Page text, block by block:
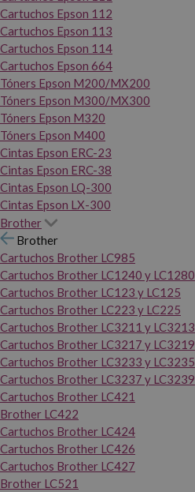
Cartuchos Epson 112
Cartuchos Epson 113
Cartuchos Epson 114
Cartuchos Epson 664
Tóners Epson M200/MX200
Tóners Epson M300/MX300
Tóners Epson M320
Tóners Epson M400
Cintas Epson ERC-23
Cintas Epson ERC-38
Cintas Epson LQ-300
Cintas Epson LX-300
Brother
Brother
Cartuchos Brother LC985
Cartuchos Brother LC1240 y LC1280
Cartuchos Brother LC123 y LC125
Cartuchos Brother LC223 y LC225
Cartuchos Brother LC3211 y LC3213
Cartuchos Brother LC3217 y LC3219
Cartuchos Brother LC3233 y LC3235
Cartuchos Brother LC3237 y LC3239
Cartuchos Brother LC421
Brother LC422
Cartuchos Brother LC424
Cartuchos Brother LC426
Cartuchos Brother LC427
Brother LC521